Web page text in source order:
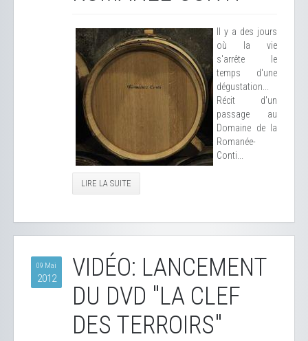
Il y a des jours
où la vie
s'arrête le
temps d'une
dégustation...
Récit d'un
passage au
Domaine de la
Romanée-
Conti...
LIRE LA SUITE
09 Mai
2012
VIDÉO: LANCEMENT
DU DVD "LA CLEF
DES TERROIRS"